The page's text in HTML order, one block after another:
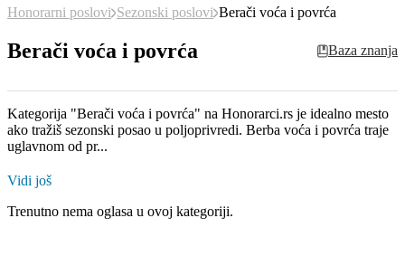
Honorarni poslovi Sezonski poslovi Berači voća i povrća
Berači voća i povrća Baza znanja
Kategorija "Berači voća i povrća" na Honorarci.rs je idealno mesto
ako tražiš sezonski posao u poljoprivredi. Berba voća i povrća traje
uglavnom od pr...
Vidi još
Trenutno nema oglasa u ovoj kategoriji.